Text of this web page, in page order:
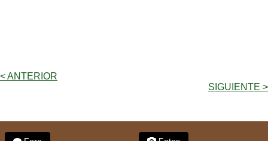
< ANTERIOR
SIGUIENTE >